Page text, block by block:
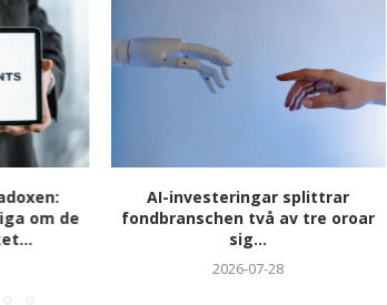
om de
AI-investeringar splittrar
fondbranschen två av tre oroar
sig...
2026-07-28